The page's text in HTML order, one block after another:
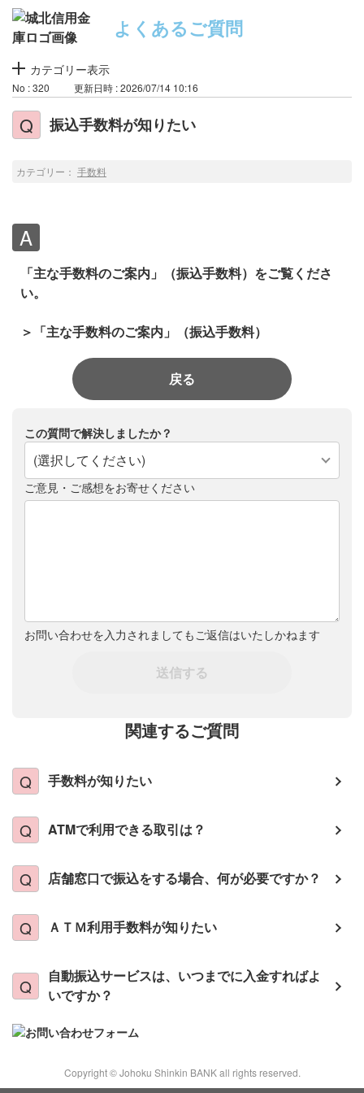
よくあるご質問
カテゴリー表示
No : 320 更新日時 : 2026/07/14 10:16
振込手数料が知りたい
カテゴリー： 手数料
「主な手数料のご案内」（振込手数料）をご覧くださ
い。
＞「主な手数料のご案内」（振込手数料）
戻る
この質問で解決しましたか？
(選択してください)
ご意見・ご感想をお寄せください
お問い合わせを入力されましてもご返信はいたしかねます
送信する
関連するご質問
手数料が知りたい
ATMで利用できる取引は？
店舗窓口で振込をする場合、何が必要ですか？
ＡＴＭ利用手数料が知りたい
自動振込サービスは、いつまでに入金すればよ
いですか？
Copyright © Johoku Shinkin BANK all rights reserved.